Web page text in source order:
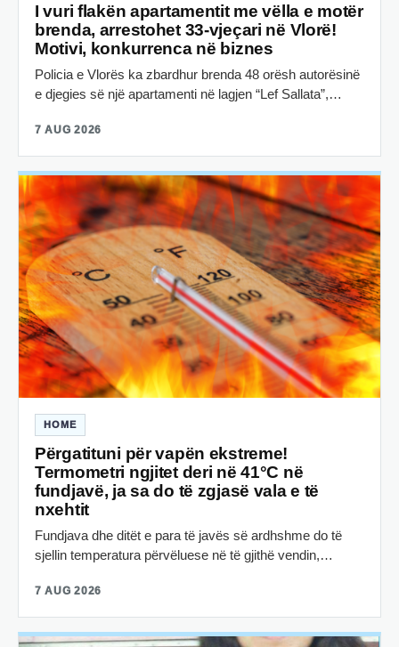
I vuri flakën apartamentit me vëlla e motër
brenda, arrestohet 33-vjeçari në Vlorë!
Motivi, konkurrenca në biznes
Policia e Vlorës ka zbardhur brenda 48 orësh autorësinë
e djegies së një apartamenti në lagjen “Lef Sallata”,…
7 AUG 2026
HOME
Përgatituni për vapën ekstreme!
Termometri ngjitet deri në 41°C në
fundjavë, ja sa do të zgjasë vala e të
nxehtit
Fundjava dhe ditët e para të javës së ardhshme do të
sjellin temperatura përvëluese në të gjithë vendin,…
7 AUG 2026